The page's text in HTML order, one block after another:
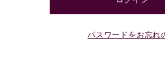
パスワードをお忘れ